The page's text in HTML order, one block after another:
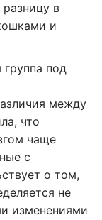
в
и
под
между
что
чаще
с
о том,
не
изменениями